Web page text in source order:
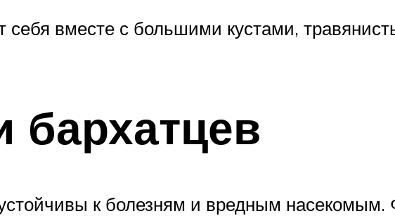
себя вместе с большими кустами,
бархатцев
к болезням и вредным